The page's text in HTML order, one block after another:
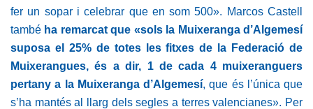
fer un sopar i celebrar que en som 500». Marcos Castell
també ha remarcat que «sols la Muixeranga d’Algemesí
suposa el 25% de totes les fitxes de la Federació de
Muixerangues, és a dir, 1 de cada 4 muixeranguers
pertany a la Muixeranga d’Algemesí, que és l’única que
s’ha mantés al llarg dels segles a terres valencianes». Per